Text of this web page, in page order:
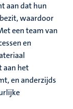
aan dat hun
waardoor
een team van
en
aan het
en anderzijds